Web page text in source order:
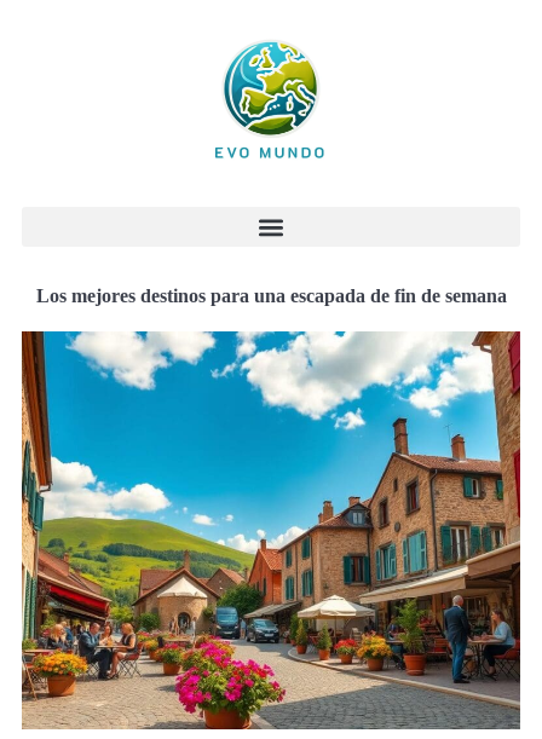
Los mejores destinos para una escapada de fin de semana